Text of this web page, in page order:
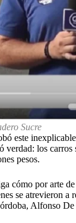
Sucre
este
los carros
pesos.
cómo por arte
se atrevieron
Alfonso